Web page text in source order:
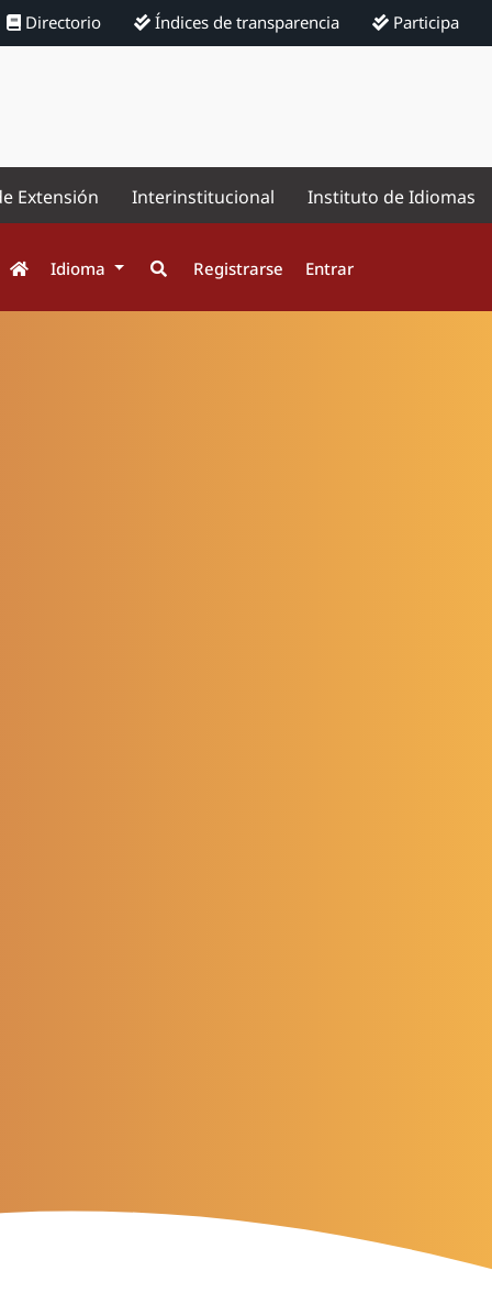
Directorio Índices de transparencia Participa
Extensión Interinstitucional Instituto de Idiomas
Idioma Registrarse Entrar